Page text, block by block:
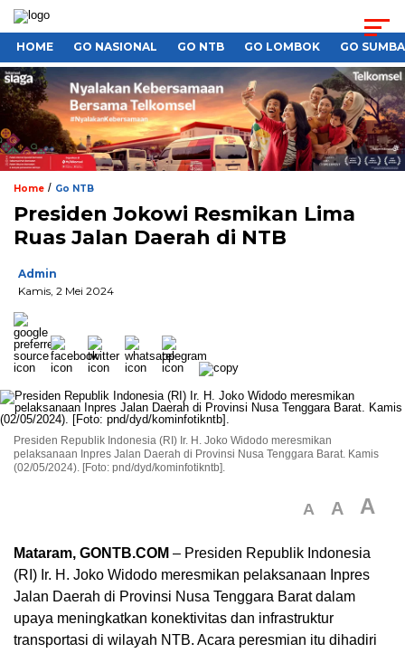
HOME GO NASIONAL GO NTB GO LOMBOK GO
Home / Go NTB
Presiden Jokowi Resmikan Lima
Ruas Jalan Daerah di NTB
Admin
Kamis, 2 Mei 2024
Presiden Republik Indonesia (RI) Ir. H. Joko Widodo meresmikan
pelaksanaan Inpres Jalan Daerah di Provinsi Nusa Tenggara Barat. Kamis
(02/05/2024). [Foto: pnd/dyd/kominfotikntb].
A A A
Mataram, GONTB.COM – Presiden Republik Indonesia
(RI) Ir. H. Joko Widodo meresmikan pelaksanaan Inpres
Jalan Daerah di Provinsi Nusa Tenggara Barat dalam
upaya meningkatkan konektivitas dan infrastruktur
transportasi di wilayah NTB. Acara peresmian itu dihadiri